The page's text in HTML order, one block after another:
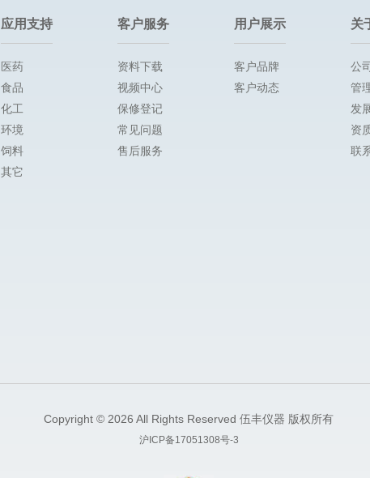
应用支持
医药
食品
化工
环境
饲料
其它
客户服务
资料下载
视频中心
保修登记
常见问题
售后服务
用户展示
客户品牌
客户动态
关
公
管
发
资
联
Copyright © 2026 All Rights Reserved 伍丰仪器 版权所有
沪ICP备17051308号-3